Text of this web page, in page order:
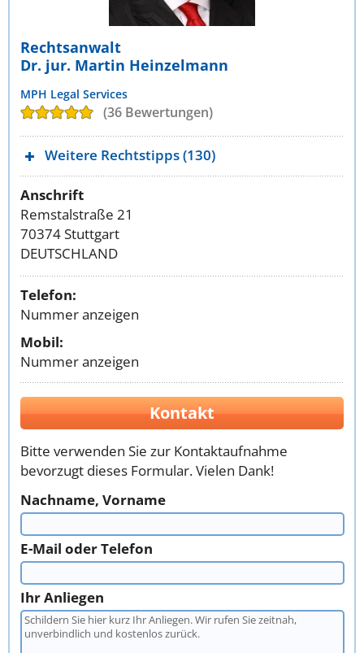
Rechtsanwalt
Dr. jur. Martin Heinzelmann
MPH Legal Services
(36 Bewertungen)
Weitere Rechtstipps (130)
Anschrift
Remstalstraße 21
70374 Stuttgart
DEUTSCHLAND
Telefon:
Nummer anzeigen
Mobil:
Nummer anzeigen
Kontakt
Bitte verwenden Sie zur Kontaktaufnahme
bevorzugt dieses Formular. Vielen Dank!
Nachname, Vorname
E-Mail oder Telefon
Ihr Anliegen